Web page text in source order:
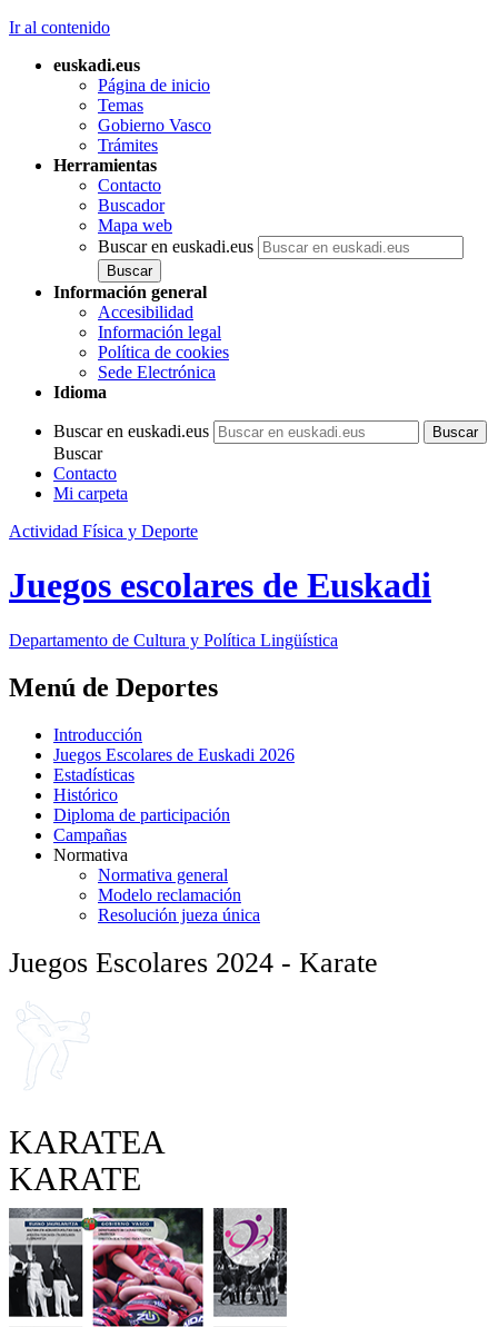
Ir al contenido
euskadi.eus
Página de inicio
Temas
Gobierno Vasco
Trámites
Herramientas
Contacto
Buscador
Mapa web
Buscar en euskadi.eus
Información general
Accesibilidad
Información legal
Política de cookies
Sede Electrónica
Idioma
Buscar en euskadi.eus
Buscar
Contacto
Mi carpeta
Actividad Física y Deporte
Juegos escolares de Euskadi
Departamento de Cultura y Política Lingüística
Menú de Deportes
Introducción
Juegos Escolares de Euskadi 2026
Estadísticas
Histórico
Diploma de participación
Campañas
Normativa
Normativa general
Modelo reclamación
Resolución jueza única
Juegos Escolares 2024 - Karate
KARATEA
KARATE